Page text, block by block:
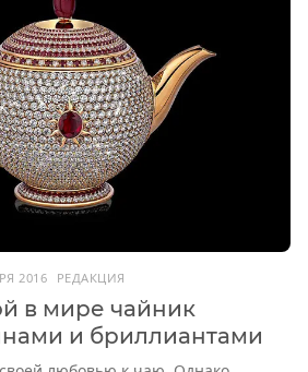
2016 РЕДАКЦИЯ
в мире чайник
и бриллиантами